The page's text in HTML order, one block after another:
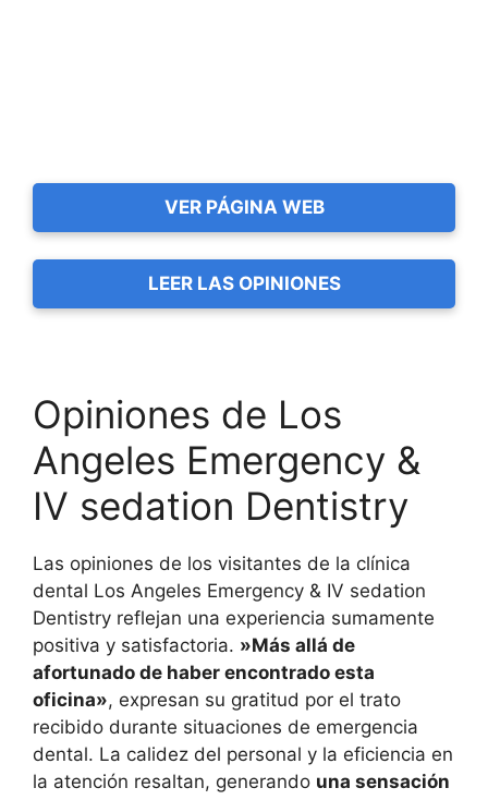
VER PÁGINA WEB
LEER LAS OPINIONES
Opiniones de Los
Angeles Emergency &
IV sedation Dentistry
Las opiniones de los visitantes de la clínica
dental Los Angeles Emergency & IV sedation
Dentistry reflejan una experiencia sumamente
positiva y satisfactoria. »Más allá de
afortunado de haber encontrado esta
oficina», expresan su gratitud por el trato
recibido durante situaciones de emergencia
dental. La calidez del personal y la eficiencia en
la atención resaltan, generando una sensación